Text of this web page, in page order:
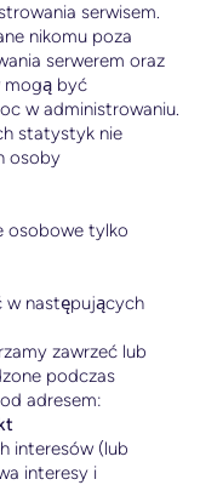
serwisem.
nikomu poza
serwerem oraz
mogą być
w administrowaniu.
statystyk nie
osoby
osobowe tylko
w następujących
zawrzeć lub
podczas
adresem:
interesów (lub
interesy i